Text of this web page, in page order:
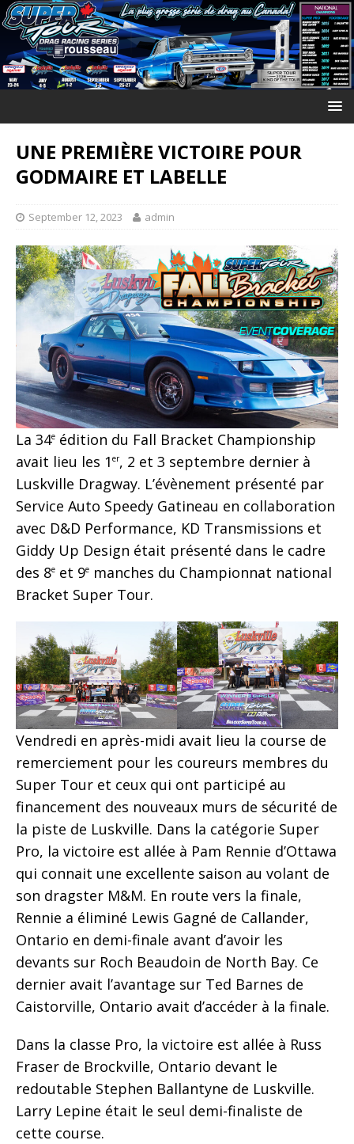
UNE PREMIÈRE VICTOIRE POUR
GODMAIRE ET LABELLE
September 12, 2023 admin
La 34e édition du Fall Bracket Championship
avait lieu les 1 er, 2 et 3 septembre dernier à
Luskville Dragway. L’évènement présenté par
Service Auto Speedy Gatineau en collaboration
avec D&D Performance, KD Transmissions et
Giddy Up Design était présenté dans le cadre
des 8e et 9e manches du Championnat national
Bracket Super Tour.
Vendredi en après-midi avait lieu la course de
remerciement pour les coureurs membres du
Super Tour et ceux qui ont participé au
financement des nouveaux murs de sécurité de
la piste de Luskville. Dans la catégorie Super
Pro, la victoire est allée à Pam Rennie d’Ottawa
qui connait une excellente saison au volant de
son dragster M&M. En route vers la finale,
Rennie a éliminé Lewis Gagné de Callander,
Ontario en demi-finale avant d’avoir les
devants sur Roch Beaudoin de North Bay. Ce
dernier avait l’avantage sur Ted Barnes de
Caistorville, Ontario avait d’accéder à la finale.
Dans la classe Pro, la victoire est allée à Russ
Fraser de Brockville, Ontario devant le
redoutable Stephen Ballantyne de Luskville.
Larry Lepine était le seul demi-finaliste de
cette course.